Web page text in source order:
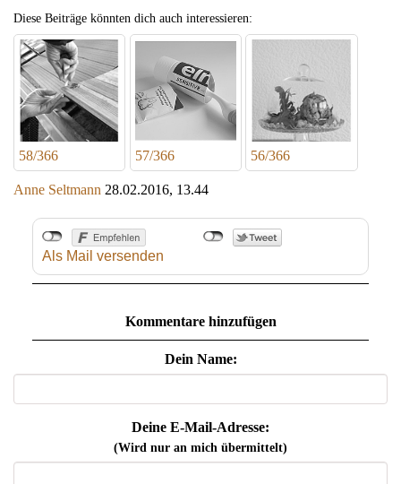
Diese Beiträge könnten dich auch interessieren:
58/366 57/366 56/366
Anne Seltmann 28.02.2016, 13.44
Als Mail versenden
Kommentare hinzufügen
Dein Name:
Deine E-Mail-Adresse:
(Wird nur an mich übermittelt)